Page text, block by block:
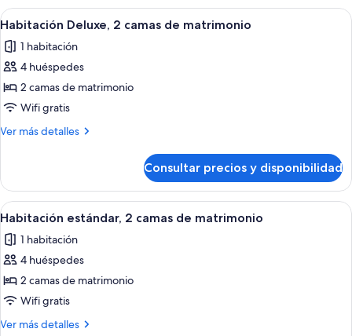
camas
matrimonio
Abrir
todas
las
fotos
de
Habitación
Deluxe,
de
matrimonio
Habitación de hotel con dos camas,
4
Habitación Deluxe, 2 camas de matrimonio
1 habitación
4 huéspedes
2 camas de matrimonio
Wifi gratis
Ver más detalles
Más
Deluxe,
camas
matrimonio
Consultar precios y disponibilidad
Abrir
todas
las
fotos
de
Habitación
estándar,
Habitación de hotel con dos camas,
3
Habitación estándar, 2 camas de matrimonio
1 habitación
4 huéspedes
2 camas de matrimonio
Wifi gratis
Ver más detalles
Más